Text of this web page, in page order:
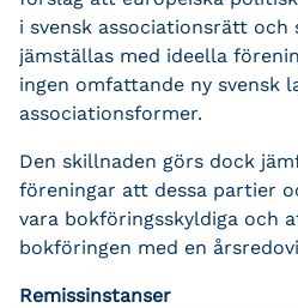
i svensk associationsrätt och
jämställas med ideella
ingen omfattande ny svensk
associationsformer.
Den skillnaden görs dock
föreningar att dessa partier
vara bokföringsskyldiga och
bokföringen med en
Remissinstanser